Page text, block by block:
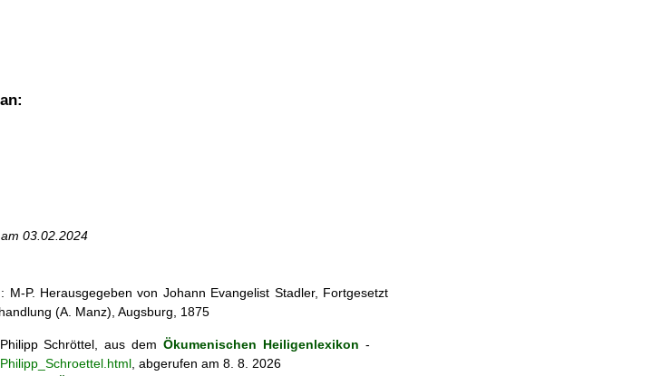
03.02.2024
P. Herausgegeben von Johann Evangelist Stadler, Fortgesetzt
(A. Manz), Augsburg, 1875
Philipp Schröttel, aus demÖkumenischen Heiligenlexikon -
, abgerufen am 8. 8. 2026